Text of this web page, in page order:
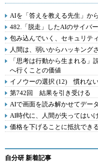
AIを「答えを教える先生」か
482.「脱走」したAIのサイバ
包み込んでいく、セキュリティ
人間は、弱いからハッキング
「思考は行動から生まれる
へ行くことの価値
イノウーの選択 (12) 慣れな
第742回 結果を引き受ける
AIで画面を読み解かせてデー
AI時代に、人間が失ってはい
価格を下げることに抵抗でき
自分研 新着記事